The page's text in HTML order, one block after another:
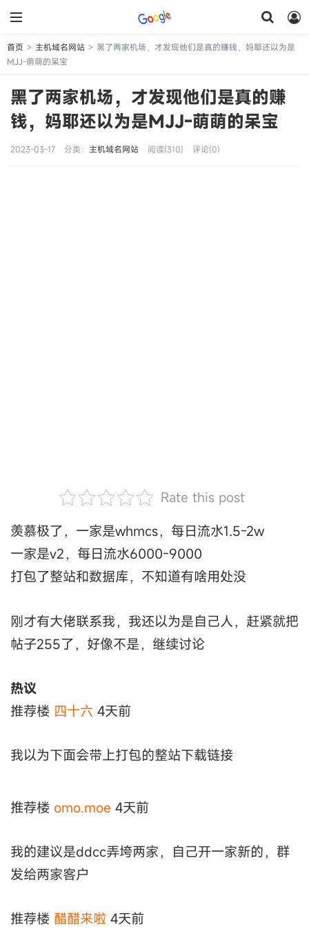
首页 > 主机域名网站 > 黑了两家机场，才发现他们是真的赚钱，妈耶还以为是
MJJ-萌萌的呆宝
黑了两家机场，才发现他们是真的赚
钱，妈耶还以为是MJJ-萌萌的呆宝
2023-03-17 分类： 主机域名网站 阅读(310) 评论(0)
Rate this post
羡慕极了，一家是whmcs，每日流水1.5-2w
一家是v2，每日流水6000-9000
打包了整站和数据库，不知道有啥用处没
刚才有大佬联系我，我还以为是自己人，赶紧就把
帖子255了，好像不是，继续讨论
热议
推荐楼 四十六 4天前
我以为下面会带上打包的整站下载链接
推荐楼 omo.moe 4天前
我的建议是ddcc弄垮两家，自己开一家新的，群
发给两家客户
推荐楼 醋醋来啦 4天前